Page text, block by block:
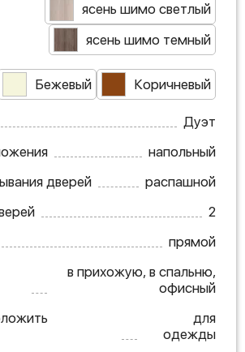
ясень шимо светлый
ясень шимо темный
Бежевый Коричневый
Дуэт
напольный
дверей
распашной
2
прямой
в прихожую, в спальню,
офисный
для
одежды